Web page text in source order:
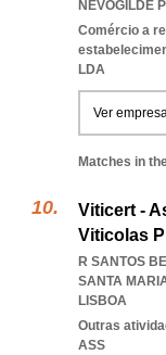
NEVOGILDE
Comércio a
LDA
Ver
Matches in
Viticert -
Viticolas
R SANTOS
SANTA
LISBOA
Outras
ASS